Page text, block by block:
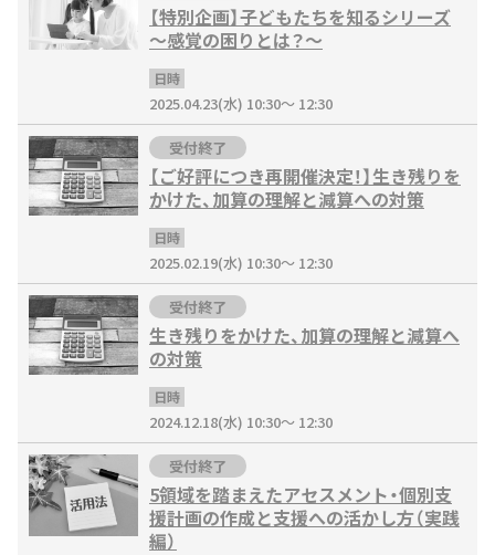
【特別企画】子どもたちを知るシリーズ
～感覚の困りとは？～
日時
2025.04.23(水) 10:30～ 12:30
受付終了
【ご好評につき再開催決定！】生き残りを
かけた、加算の理解と減算への対策
日時
2025.02.19(水) 10:30～ 12:30
受付終了
生き残りをかけた、加算の理解と減算へ
の対策
日時
2024.12.18(水) 10:30～ 12:30
受付終了
5領域を踏まえたアセスメント・個別支
援計画の作成と支援への活かし方（実践
編）